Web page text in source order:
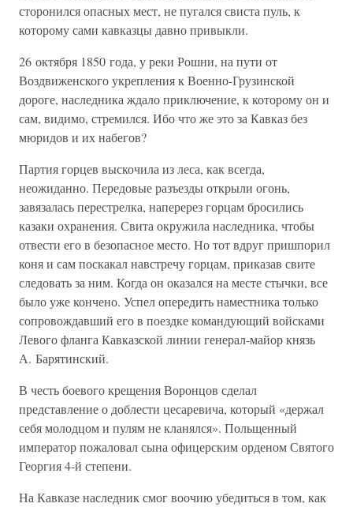
сторонился опасных мест, не пугался свиста пуль, к
которому сами кавказцы давно привыкли.
26 октября 1850 года, у реки Рошни, на пути от
Воздвиженского укрепления к Военно-Грузинской
дороге, наследника ждало приключение, к которому он и
сам, видимо, стремился. Ибо что же это за Кавказ без
мюридов и их набегов?
Партия горцев выскочила из леса, как всегда,
неожиданно. Передовые разъезды открыли огонь,
завязалась перестрелка, наперерез горцам бросились
казаки охранения. Свита окружила наследника, чтобы
отвести его в безопасное место. Но тот вдруг пришпорил
коня и сам поскакал навстречу горцам, приказав свите
следовать за ним. Когда он оказался на месте стычки, все
было уже кончено. Успел опередить наместника только
сопровождавший его в поездке командующий войсками
Левого фланга Кавказской линии генерал-майор князь
А. Барятинский.
В честь боевого крещения Воронцов сделал
представление о доблести цесаревича, который «держал
себя молодцом и пулям не кланялся». Польщенный
император пожаловал сына офицерским орденом Святого
Георгия 4-й степени.
На Кавказе наследник смог воочию убедиться в том, как